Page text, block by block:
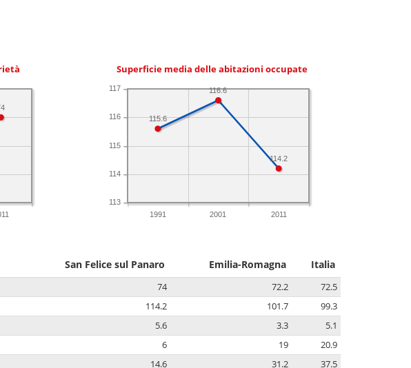
Superficie media delle abitazioni occupate
1991 2001 2011
113
114
115
116
117
114.2
116.6
115.6
San Felice sul Panaro Emilia-Romagna Italia
74 72.2
72.5
114.2 101.7
99.3
5.6 3.3
5.1
6 19
20.9
14.6 31.2
37.5